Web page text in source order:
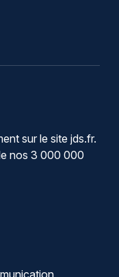
sur le site jds.fr.
nos 3 000 000